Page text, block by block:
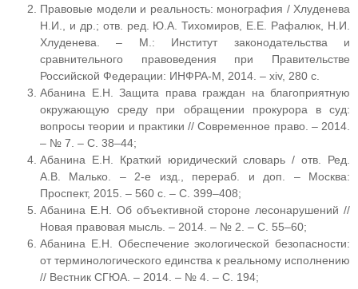
Правовые модели и реальность: монография / Хлуденева
Н.И., и др.; отв. ред. Ю.А. Тихомиров, Е.Е. Рафалюк, Н.И.
Хлуденева. – М.: Институт законодательства и
сравнительного правоведения при Правительстве
Российской Федерации: ИНФРА-М, 2014. – xiv, 280 с.
Абанина Е.Н. Защита права граждан на благоприятную
окружающую среду при обращении прокурора в суд:
вопросы теории и практики // Современное право. – 2014.
– № 7. – С. 38–44;
Абанина Е.Н. Краткий юридический словарь / отв. Ред.
А.В. Малько. – 2-е изд., перераб. и доп. – Москва:
Проспект, 2015. – 560 с. – С. 399–408;
Абанина Е.Н. Об объективной стороне лесонарушений //
Новая правовая мысль. – 2014. – № 2. – С. 55–60;
Абанина Е.Н. Обеспечение экологической безопасности:
от терминологического единства к реальному исполнению
// Вестник СГЮА. – 2014. – № 4. – С. 194;